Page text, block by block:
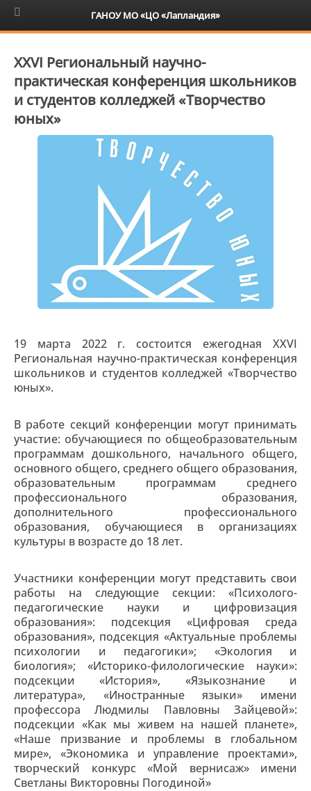
6+
XXVI Региональный научно-
практическая конференция школьников
и студентов колледжей «Творчество
юных»
19 марта 2022 г. состоится ежегодная XXVI
Региональная научно-практическая конференция
школьников и студентов колледжей «Творчество
юных».
В работе секций конференции могут принимать
участие: обучающиеся по общеобразовательным
программам дошкольного, начального общего,
основного общего, среднего общего образования,
образовательным программам среднего
профессионального образования,
дополнительного профессионального
образования, обучающиеся в организациях
культуры в возрасте до 18 лет.
Участники конференции могут представить свои
работы на следующие секции: «Психолого-
педагогические науки и цифровизация
образования»: подсекция «Цифровая среда
образования», подсекция «Актуальные проблемы
психологии и педагогики»; «Экология и
биология»; «Историко-филологические науки»:
подсекции «История», «Языкознание и
литература», «Иностранные языки» имени
профессора Людмилы Павловны Зайцевой»:
подсекции «Как мы живем на нашей планете»,
«Наше призвание и проблемы в глобальном
мире», «Экономика и управление проектами»,
творческий конкурс «Мой вернисаж» имени
Светланы Викторовны Погодиной»
ГАНОУ МО «ЦО «Лапландия»